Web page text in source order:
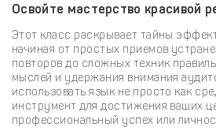
Освойте мастерство красивой
Этот класс раскрывает тайны
начиная от простых приемов
повторов до сложных техник
мыслей и удержания внимания
использовать язык не просто как
инструмент для достижения ваших
профессиональный успех или